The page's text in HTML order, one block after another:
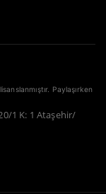
Paylaşırken
1 K: 1 Ataşehir/